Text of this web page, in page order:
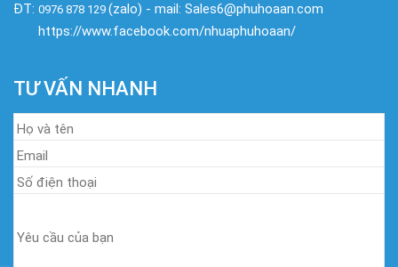
ĐT: 0976 878 129 (zalo) - mail: Sales6@phuhoaan.com
https://www.facebook.com/nhuaphuhoaan/
TƯ VẤN NHANH